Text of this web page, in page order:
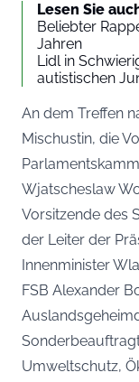
Lesen Sie
Beliebter
Jahren
Lidl in
autistischen
An dem Treffen
Mischustin, die
Wjatscheslaw
Vorsitzende des
der Leiter der
Innenminister
FSB Alexander
Umweltschutz,